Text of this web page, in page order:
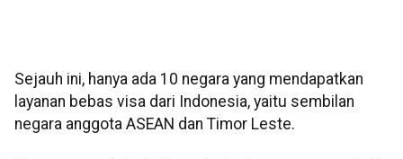
Sejauh ini, hanya ada 10 negara yang mendapatkan
layanan bebas visa dari Indonesia, yaitu sembilan
negara anggota ASEAN dan Timor Leste.